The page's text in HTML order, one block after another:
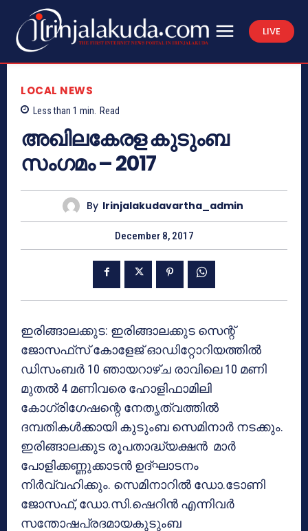
LIVE
LOCAL NEWS
Less than 1 min. Read
അഖിലകേരള കുടുംബ
സംഗമം – 2017
By Irinjalakudavartha_admin
December 8, 2017
ഇരിങ്ങാലക്കുട: ഇരിങ്ങാലക്കുട സെന്റ്
ജോസഫ്‌സ് കോളേജ് ഓഡിറ്റോറിയത്തില്‍
ഡിസംബര്‍ 10 ഞായറാഴ്ച രാവിലെ 10 മണി
മുതല്‍ 4 മണിവരെ ഹോളിഫാമിലി
കോഗ്രിഗേഷന്റെ നേതൃത്വത്തില്‍
ദമ്പതികള്‍ക്കായി കുടുംബ സെമിനാര്‍ നടക്കും.
ഇരിങ്ങാലക്കുട രൂപതാദ്ധ്യക്ഷന്‍ മാര്‍
പോളിക്കണ്ണുക്കാടന്‍ ഉദ്ഘാടനം
നിര്‍വ്വഹിക്കും. സെമിനാറില്‍ ഡോ.ടോണി
ജോസഫ്, ഡോ.സി.ഷെറിന്‍ എന്നിവര്‍
സന്തോഷപ്രദമായകുടുംബ